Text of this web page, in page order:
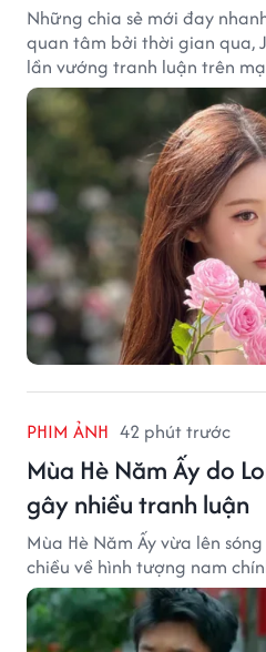
Những chia sẻ mới đay
quan tâm bởi thời gian qua,
lần vướng tranh luận trên
PHIM ẢNH 42 phút trước
Mùa Hè Năm Ấy do
gây nhiều tranh luận
Mùa Hè Năm Ấy vừa lên
chiều về hình tượng nam